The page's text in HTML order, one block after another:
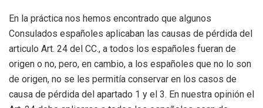
En la práctica nos hemos encontrado que algunos
Consulados españoles aplicaban las causas de pérdida del
articulo Art. 24 del CC., a todos los españoles fueran de
origen o no, pero, en cambio, a los españoles que no lo son
de origen, no se les permitía conservar en los casos de
causa de pérdida del apartado 1 y el 3. En nuestra opinión el